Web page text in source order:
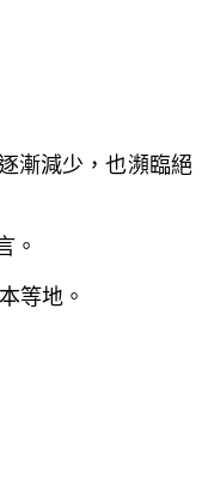
漸減少，也瀕臨絕
。
等地。